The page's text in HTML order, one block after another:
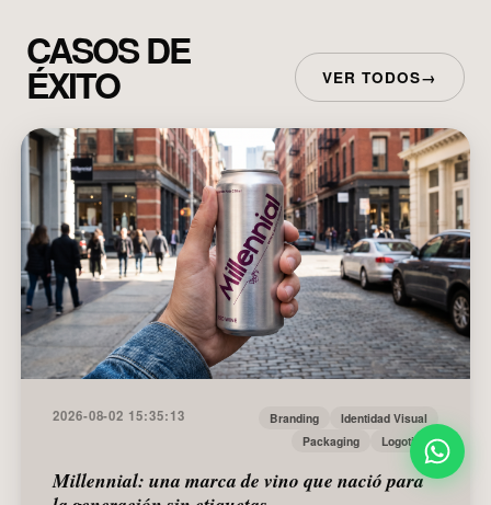
CASOS DE
ÉXITO VER TODOS→
2026-08-02 15:35:13 Branding
Identidad Visual
Packaging
Logotipo
Millennial: una marca de vino que nació para